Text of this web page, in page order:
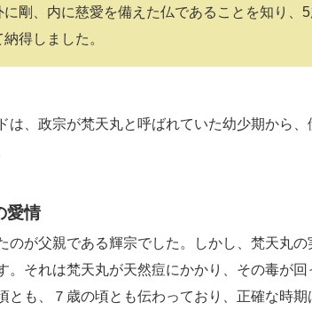
に剛、内に慈愛を備えた仏であることを知り、
得しました。
、政宗が梵天丸と呼ばれていた幼少期から
愛情
が父親である輝宗でした。しかし、梵天丸
。それは梵天丸が天然痘にかかり、その毒が
とも、７歳の頃とも伝わっており、正確な時期